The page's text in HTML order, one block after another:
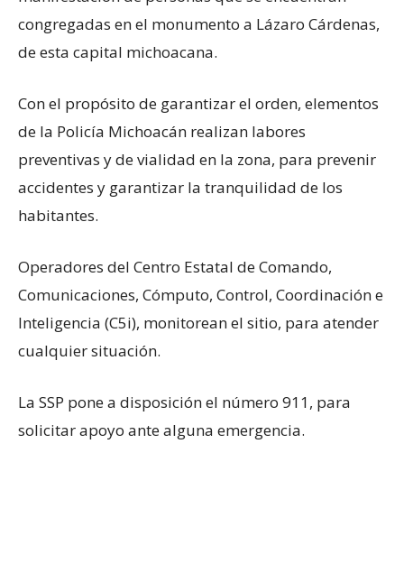
congregadas en el monumento a Lázaro Cárdenas,
de esta capital michoacana.
Con el propósito de garantizar el orden, elementos
de la Policía Michoacán realizan labores
preventivas y de vialidad en la zona, para prevenir
accidentes y garantizar la tranquilidad de los
habitantes.
Operadores del Centro Estatal de Comando,
Comunicaciones, Cómputo, Control, Coordinación e
Inteligencia (C5i), monitorean el sitio, para atender
cualquier situación.
La SSP pone a disposición el número 911, para
solicitar apoyo ante alguna emergencia.